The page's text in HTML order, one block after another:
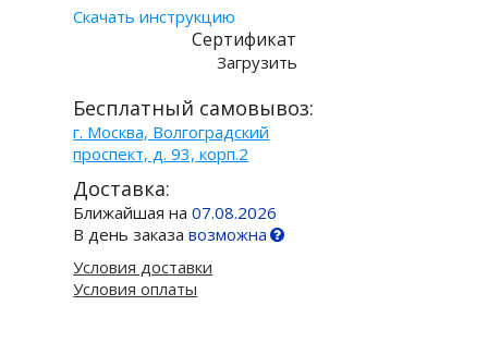
Скачать инструкцию
Сертификат
Загрузить
Бесплатный самовывоз:
г. Москва, Волгоградский
проспект, д. 93, корп.2
Доставка:
Ближайшая на07.08.2026
В день заказавозможна
Условия доставки
Условия оплаты